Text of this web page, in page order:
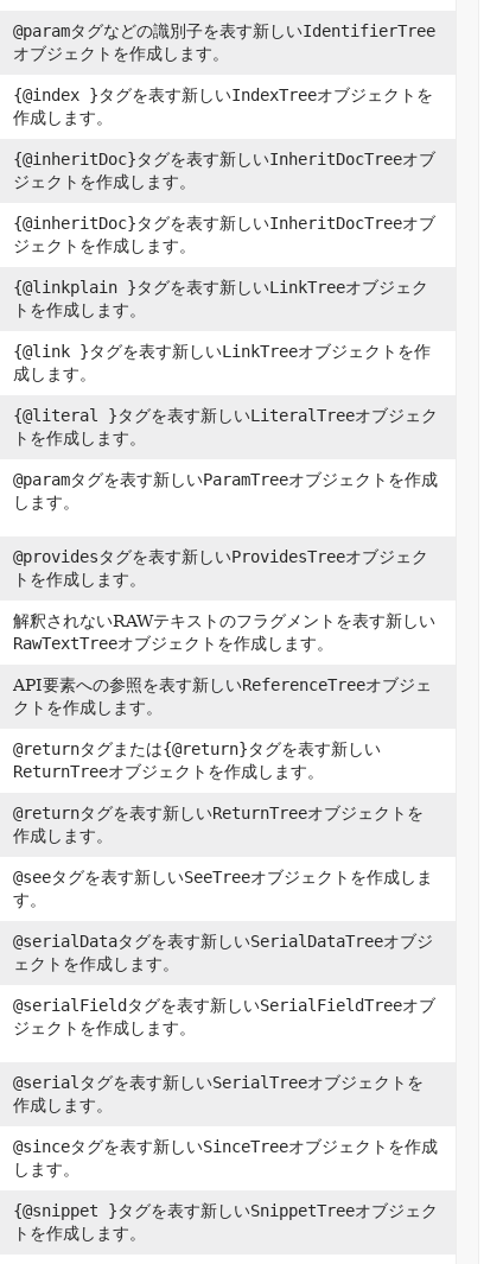
@paramタグなどの識別子を表す新しいIdentifierTree
オブジェクトを作成します。
{@index }タグを表す新しいIndexTreeオブジェクトを
作成します。
{@inheritDoc}タグを表す新しいInheritDocTreeオブ
ジェクトを作成します。
{@inheritDoc}タグを表す新しいInheritDocTreeオブ
ジェクトを作成します。
{@linkplain }タグを表す新しいLinkTreeオブジェク
トを作成します。
{@link }タグを表す新しいLinkTreeオブジェクトを作
成します。
{@literal }タグを表す新しいLiteralTreeオブジェク
トを作成します。
@paramタグを表す新しいParamTreeオブジェクトを作成
します。
@providesタグを表す新しいProvidesTreeオブジェク
トを作成します。
解釈されないRAWテキストのフラグメントを表す新しい
RawTextTreeオブジェクトを作成します。
API要素への参照を表す新しいReferenceTreeオブジェ
クトを作成します。
@returnタグまたは{@return}タグを表す新しい
ReturnTreeオブジェクトを作成します。
@returnタグを表す新しいReturnTreeオブジェクトを
作成します。
@seeタグを表す新しいSeeTreeオブジェクトを作成しま
す。
@serialDataタグを表す新しいSerialDataTreeオブジ
ェクトを作成します。
@serialField タグを表す新しいSerialFieldTreeオブ
ジェクトを作成します。
@serial タグを表す新しいSerialTreeオブジェクトを
作成します。
@sinceタグを表す新しいSinceTreeオブジェクトを作成
します。
{@snippet }タグを表す新しいSnippetTreeオブジェク
トを作成します。